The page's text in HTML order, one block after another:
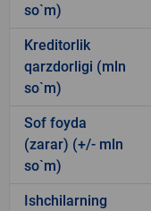
so`m)
Kreditorlik
qarzdorligi (mln
so`m)
Sof foyda
(zarar) (+/- mln
so`m)
Ishchilarning